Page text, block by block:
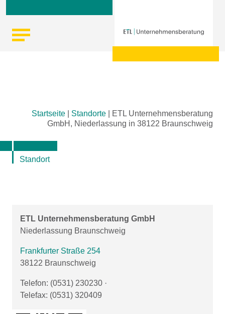
Startseite Standorte
ETL Unternehmensberatung
GmbH, Niederlassung in 38122 Braunschweig
Standort
ETL Unternehmensberatung GmbH
Niederlassung Braunschweig
Frankfurter Straße 254
38122 Braunschweig
Telefon: (0531) 230230 ·
Telefax: (0531) 320409